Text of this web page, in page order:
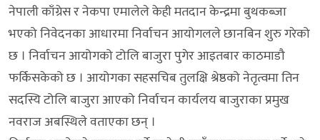
नेपाली काँग्रेस र नेकपा एमालेले केही मतदान केन्द्रमा बुथकब्जा
भएको निवेदनका आधारमा निर्वाचन आयोगलले छानबिन शुरु गरेको
छ । निर्वाचन आयोगको टोलि बाजुरा पुगेर आइतबार काठमाडौ
फर्किसकेको छ । आयोगका सहसचिब तुलक्षि श्रेष्ठको नेतृत्वमा तिन
सदस्यि टोलि बाजुरा आएको निर्वाचन कार्यलय बाजुराका प्रमुख
नवराज अबस्थिले वताएका छन् ।